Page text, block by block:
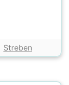
Streben